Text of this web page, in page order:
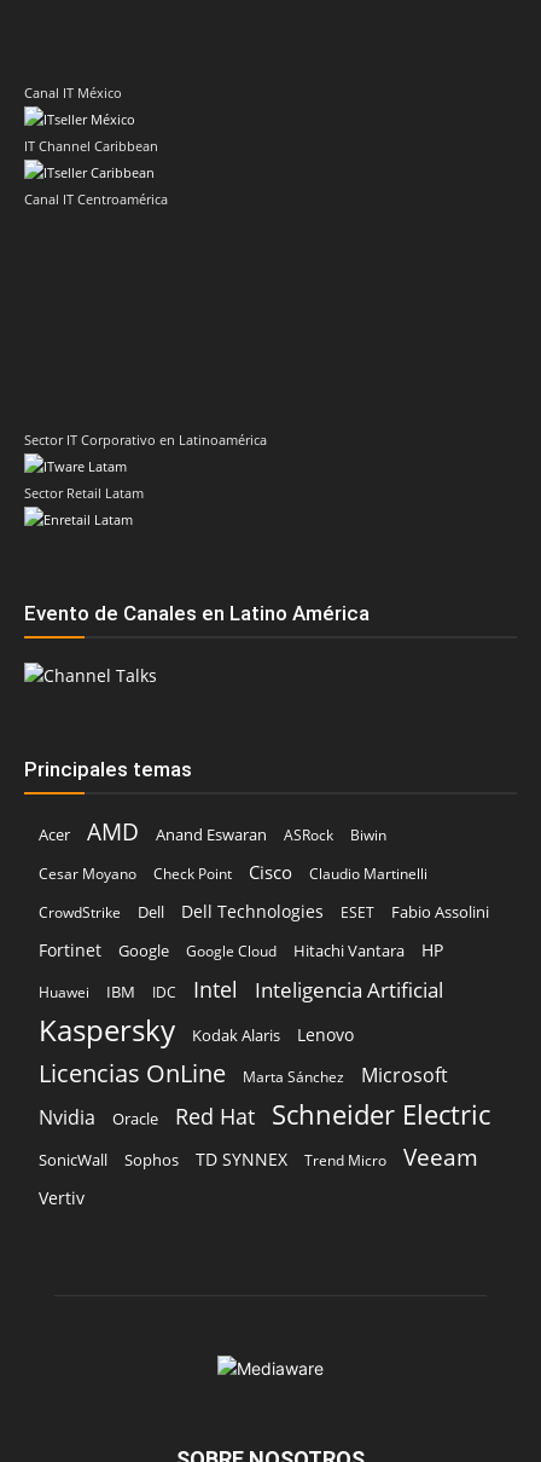
Canal IT México
IT Channel Caribbean
Canal IT Centroamérica
Sector IT Corporativo en Latinoamérica
Sector Retail Latam
Evento de Canales en Latino América
Principales temas
Acer AMD Anand Eswaran ASRock
Biwin
Cesar Moyano
Check Point Cisco
Claudio Martinelli
CrowdStrike
Dell Dell Technologies ESET Fabio Assolini
Fortinet Google Google Cloud Hitachi Vantara HP
Huawei IBM IDC Intel Inteligencia Artificial
Kaspersky Kodak Alaris Lenovo
Licencias OnLine Marta Sánchez
Microsoft
Nvidia
Oracle Red Hat Schneider Electric
SonicWall Sophos TD SYNNEX Trend Micro Veeam
Vertiv